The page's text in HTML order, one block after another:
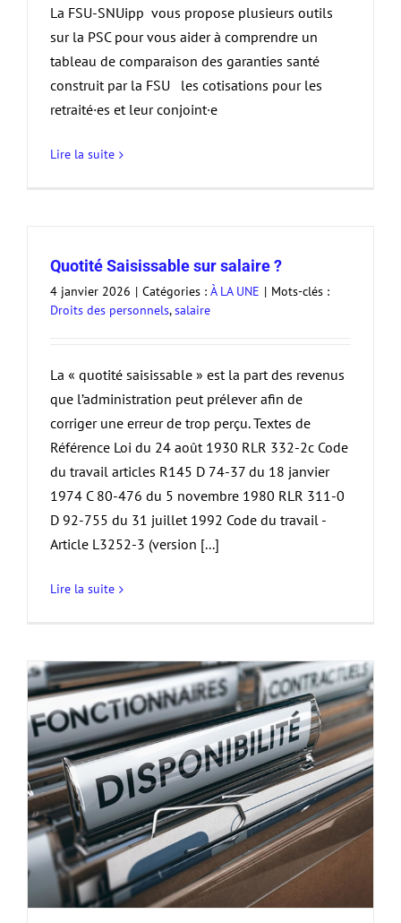
La FSU-SNUipp vous propose plusieurs outils
sur la PSC pour vous aider à comprendre un
tableau de comparaison des garanties santé
construit par la FSU les cotisations pour les
retraité·es et leur conjoint·e
Lire la suite
Quotité Saisissable sur salaire ?
4 janvier 2026 | Catégories : À LA UNE | Mots-clés :
Droits des personnels,salaire
La « quotité saisissable » est la part des revenus
que l’administration peut prélever afin de
corriger une erreur de trop perçu. Textes de
Référence Loi du 24 août 1930 RLR 332-2c Code
du travail articles R145 D 74-37 du 18 janvier
1974 C 80-476 du 5 novembre 1980 RLR 311-0
D 92-755 du 31 juillet 1992 Code du travail -
Article L3252-3 (version [...]
Lire la suite